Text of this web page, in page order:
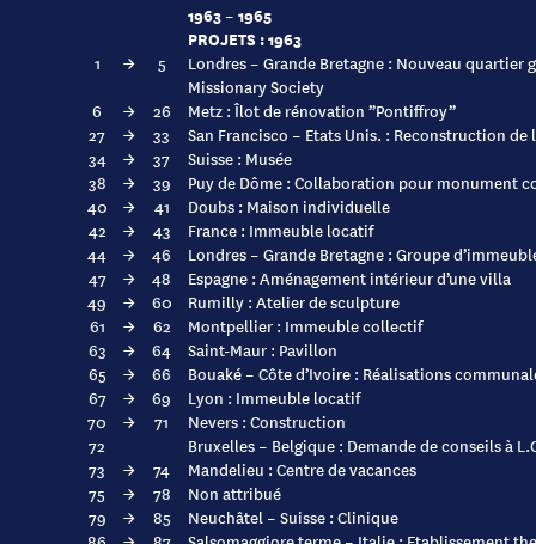
1963 – 1965
PROJETS : 1963
1 → 5
Londres – Grande Bretagne : Nouveau quartier
Missionary Society
6
→ 26
Metz : Îlot de rénovation ”Pontiffroy”
27
→ 33
San Francisco – Etats Unis. : Reconstruction de
34
→ 37
Suisse : Musée
38
→ 39
Puy de Dôme : Collaboration pour monument
40
→ 41
Doubs : Maison individuelle
42
→ 43
France : Immeuble locatif
44
→ 46
Londres – Grande Bretagne : Groupe
47
→ 48
Espagne : Aménagement intérieur d’une villa
49
→ 60
Rumilly : Atelier de sculpture
61
→ 62
Montpellier : Immeuble collectif
63
→ 64
Saint-Maur : Pavillon
65
→ 66
Bouaké – Côte d’Ivoire : Réalisations
67
→ 69
Lyon : Immeuble locatif
70
→ 71
Nevers : Construction
72
Bruxelles – Belgique : Demande de conseils à
73
→ 74
Mandelieu : Centre de vacances
75
→ 78
Non attribué
79
→ 85
Neuchâtel – Suisse : Clinique